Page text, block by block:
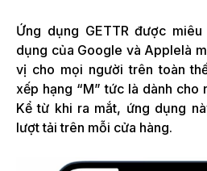
Ứng dụng GETTR được
dụng của Google và Applelà
vị cho mọi người trên toàn
xếp hạng “M” tức là dành cho
Kể từ khi ra mắt, ứng dụng
lượt tải trên mỗi cửa hàng.